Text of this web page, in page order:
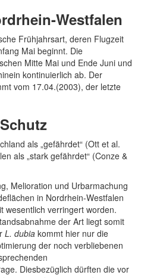
Westfalen
Frühjahrsart, deren Flugzeit
Mai beginnt. Die
Mitte Mai und Ende Juni und
kontinuierlich ab. Der
vom 17.04.(2003), der letzte
als „gefährdet“ (Ott et al.
als „stark gefährdet“ (Conze &
Melioration und Urbarmachung
in Nordrhein-Westfalen
wesentlich verringert worden.
der Art liegt somit
L. dubia kommt hier nur die
der noch verbliebenen
Diesbezüglich dürften die vor